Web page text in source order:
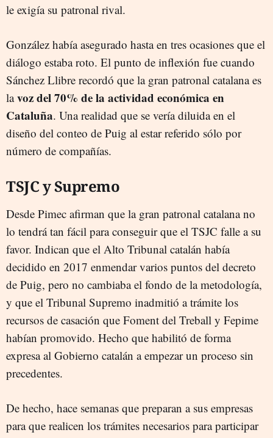
le exigía su patronal rival.
González había asegurado hasta en tres ocasiones que el
diálogo estaba roto. El punto de inflexión fue cuando
Sánchez Llibre recordó que la gran patronal catalana es
lavoz del 70% de la actividad económica en
Cataluña. Una realidad que se vería diluida en el
diseño del conteo de Puig al estar referido sólo por
número de compañías.
TSJC y Supremo
Desde Pimec afirman que la gran patronal catalana no
lo tendrá tan fácil para conseguir que el TSJC falle a su
favor. Indican que el Alto Tribunal catalán había
decidido en 2017 enmendar varios puntos del decreto
de Puig, pero no cambiaba el fondo de la metodología,
y que el Tribunal Supremo inadmitió a trámite los
recursos de casación que Foment del Treball y Fepime
habían promovido. Hecho que habilitó de forma
expresa al Gobierno catalán a empezar un proceso sin
precedentes.
De hecho, hace semanas que preparan a sus empresas
para que realicen los trámites necesarios para participar